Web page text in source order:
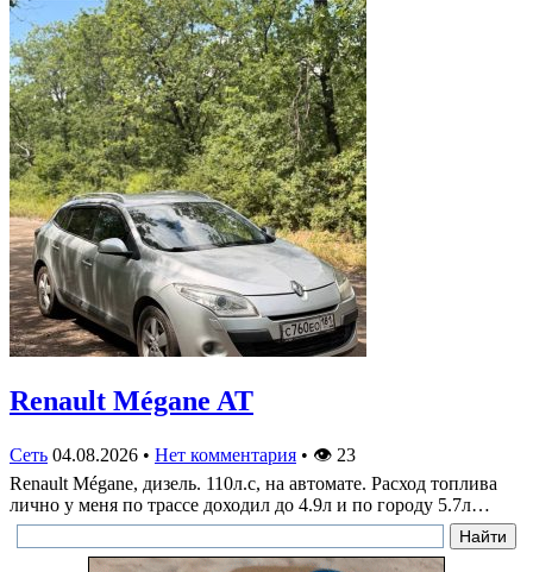
Renault Mégane AT
Сеть 04.08.2026 • Нет комментария • 👁 23
Renault Mégane, дизель. 110л.с, на автомате. Расход топлива
лично у меня по трассе доходил до 4.9л и по городу 5.7л…